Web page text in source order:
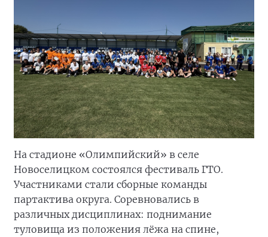
На стадионе «Олимпийский» в селе
Новоселицком состоялся фестиваль ГТО.
Участниками стали сборные команды
партактива округа. Соревновались в
различных дисциплинах: поднимание
туловища из положения лёжа на спине,